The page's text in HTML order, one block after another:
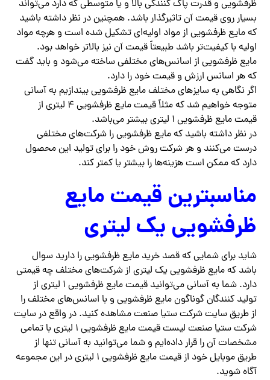
ظرفشویی و قدرت پاک کنندگی بالا و یا متوسطی که دارد می‌تواند
بسیار روی قیمت آن تاثیرگذار باشد‌. همچنین در نظر داشته باشید
که مایع ظرفشویی از مواد اولیه‌ای تشکیل شده است و هرچه مواد
اولیه با کیفیت‌تر باشد طبیعتاً قیمت آن نیز بالاتر خواهد بود.
مایع ظرفشویی از اسانس‌های مختلفی ساخته می‌شود و باید گفت
که هر اسانس ارزش و قیمت خود را دارد.
اگر نگاهی به سایزهای مختلف مایع ظرفشویی بیندازیم به آسانی
متوجه خواهیم شد که مثلاً قیمت مایع ظرفشویی ۴ لیتری از
قیمت مایع ظرفشویی ۱ لیتری بیشتر می‌باشد.
در نظر داشته باشید که مایع ظرفشویی را شرکت‌های مختلفی
درست می‌کنند و هر شرکت روش خود را برای تولید این محصول
دارد که ممکن است هزینه‌ها را بیشتر یا کمتر کند.
مناسبترین قیمت مایع
ظرفشویی یک لیتری
شاید برای شمایی که قصد خرید مایع ظرفشویی را دارید سوال
باشد که مایع ظرفشویی یک لیتری از شرکت‌های مختلف چه قیمتی
دارد. شما به آسانی می‌توانید قیمت مایع ظرفشویی ۱ لیتری از
تولید کنندگان گوناگون مایع ظرفشویی و با اسانس‌های مختلف را
از طریق سایت شرکت ستیا صنعت مشاهده کنید. در واقع در سایت
شرکت ستیا صنعت لیست قیمت مایع ظرفشویی ۱ لیتری با تمامی
مشخصات آن را قرار داده‌ایم و شما می‌توانید به آسانی تنها از
طریق موبایل خود از قیمت مایع ظرفشویی ۱ لیتری در این مجموعه
آگاه شوید.